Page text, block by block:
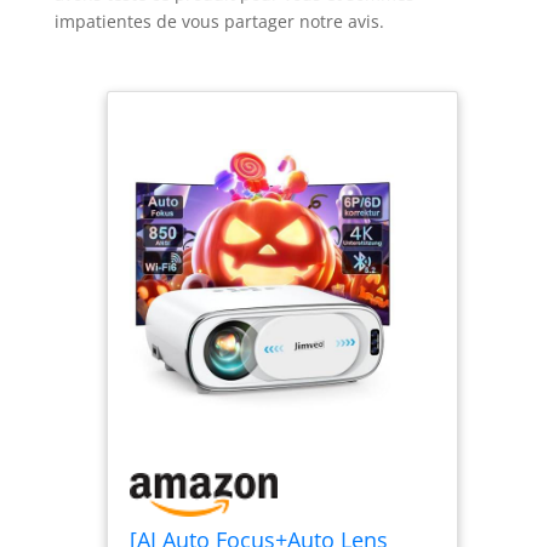
impatientes de vous partager notre avis.
[AI Auto Focus+Auto Lens